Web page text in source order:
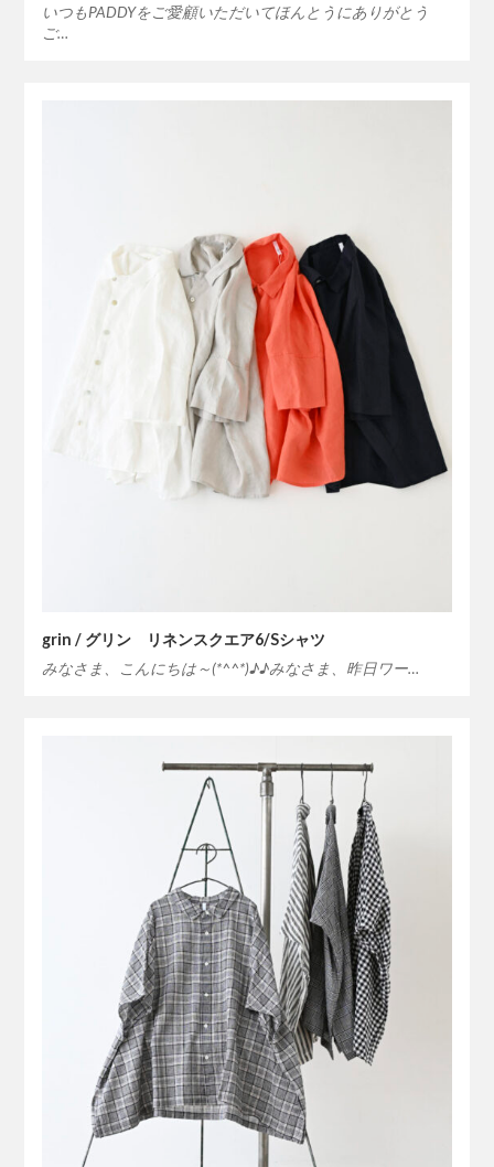
いつもPADDYをご愛顧いただいてほんとうにありがとう
ご…
grin / グリン リネンスクエア6/Sシャツ
みなさま、こんにちは～(*^^*)♪♪みなさま、昨日ワー…